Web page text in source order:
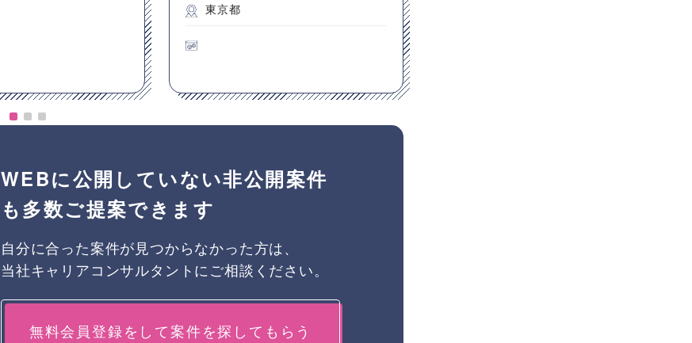
東京都
WEBに公開していない非公開案件
も多数ご提案できます
自分に合った案件が見つからなかった方は、
当社キャリアコンサルタントにご相談ください。
無料会員登録をして案件を探してもらう